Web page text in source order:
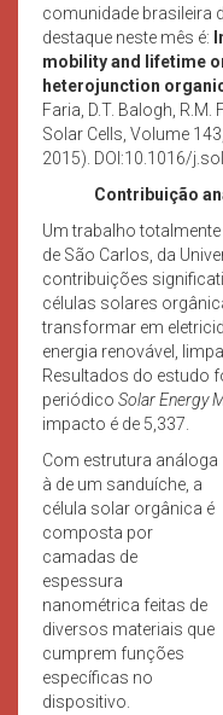
comunidade brasileira
destaque neste mês é:
mobility and lifetime
heterojunction
Faria, D.T. Balogh,
Solar Cells, Volume
2015). DOI:10.1016/
Contribuição
Um trabalho
de São Carlos, da
contribuições
células solares
transformar em
energia renovável,
Resultados do estudo
periódico Solar Energy
impacto é de 5,337.
Com estrutura análoga
à de um sanduíche, a
célula solar orgânica é
composta por
camadas de
espessura
nanométrica feitas de
diversos materiais que
cumprem funções
específicas no
dispositivo.